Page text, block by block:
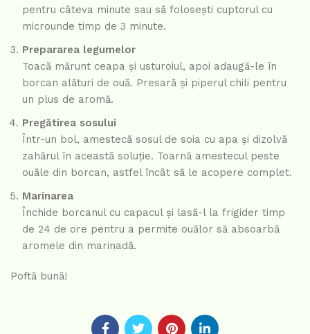
pentru câteva minute sau să folosești cuptorul cu
microunde timp de 3 minute.
Prepararea legumelor
Toacă mărunt ceapa și usturoiul, apoi adaugă-le în
borcan alături de ouă. Presară și piperul chili pentru
un plus de aromă.
Pregătirea sosului
Într-un bol, amestecă sosul de soia cu apa și dizolvă
zahărul în această soluție. Toarnă amestecul peste
ouăle din borcan, astfel încât să le acopere complet.
Marinarea
Închide borcanul cu capacul și lasă-l la frigider timp
de 24 de ore pentru a permite ouălor să absoarbă
aromele din marinadă.
Poftă bună!